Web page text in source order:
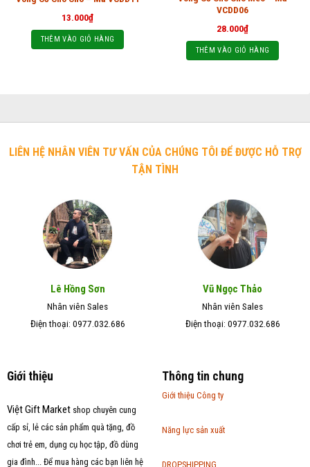
13.000₫
THÊM VÀO GIỎ HÀNG
VCDD06
28.000₫
THÊM VÀO GIỎ HÀNG
LIÊN HỆ NHÂN VIÊN TƯ VẤN CỦA CHÚNG TÔI ĐỂ ĐƯỢC HỖ TRỢ
TẬN TÌNH
Lê Hồng Sơn
Nhân viên Sales
Điện thoại: 0977.032.686
Vũ Ngọc Thảo
Nhân viên Sales
Điện thoại: 0977.032.686
Giới thiệu
Việt Gift Marketshop chuyên cung
cấp sỉ, lẻ các sản phẩm quà tặng, đồ
chơi trẻ em, dụng cụ học tập, đồ dùng
gia đình... Để mua hàng các bạn liên hệ
Thông tin chung
Giới thiệu Công ty
Năng lực sản xuất
DROPSHIPPING